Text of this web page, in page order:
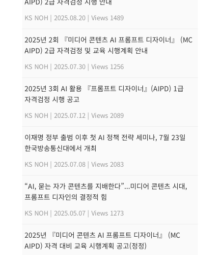
KS NOH | 2025.08.20 | Views 1489
2025년 2회 『미디어 콘텐츠 AI 프롬프트 디자이너』 (MC
AIPD) 2급 자격검정 및 교육 시행계획 안내
KS NOH | 2025.07.30 | Views 1256
2025년 3회 AI 활용 『프롬프트 디자이너』(AIPD) 1급
자격검정 시행 공고
KS NOH | 2025.07.12 | Views 2089
이재명 정부 출범 이후 첫 AI 정책 전략 세미나, 7월 23일
한국방송통신대에서 개최
KS NOH | 2025.07.08 | Views 2083
“AI, 묻는 자가 콘텐츠를 지배한다”...미디어 콘텐츠 시대,
프롬프트 디자인의 결정적 힘
KS NOH | 2025.05.07 | Views 1273
2025년 『미디어 콘텐츠 AI 프롬프트 디자이너』 (MC
AIPD) 자격 대비 교육 시행계획 공고(정정)